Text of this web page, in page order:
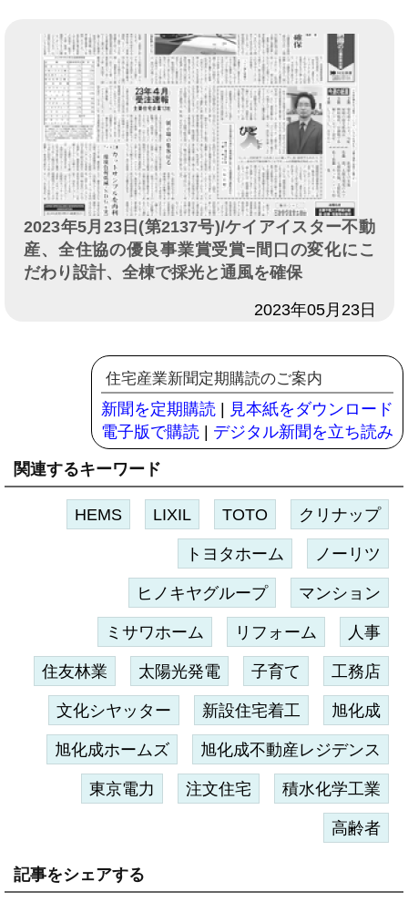
2023年5月23日(第2137号)/ケイアイスター不動
産、全住協の優良事業賞受賞=間口の変化にこ
だわり設計、全棟で採光と通風を確保
2023年05月23日
住宅産業新聞定期購読のご案内
新聞を定期購読
見本紙をダウンロード
電子版で購読
デジタル新聞を立ち読み
関連するキーワード
HEMS LIXIL TOTO クリナップ
トヨタホーム ノーリツ
ヒノキヤグループ マンション
ミサワホーム リフォーム 人事
住友林業 太陽光発電 子育て 工務店
文化シヤッター 新設住宅着工 旭化成
旭化成ホームズ 旭化成不動産レジデンス
東京電力 注文住宅 積水化学工業
高齢者
記事をシェアする